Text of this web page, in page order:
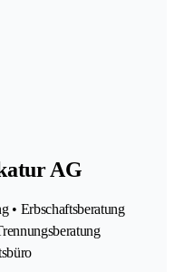
AG
• Erbschaftsberatung